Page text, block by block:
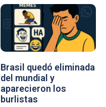
Brasil quedó eliminada
del mundial y
aparecieron los
burlistas